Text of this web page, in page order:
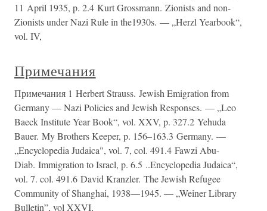
11 April 1935, p. 2.4 Kurt Grossmann. Zionists and non-
Zionists under Nazi Rule in the1930s. — „Herzl Yearbook“,
vol. IV,
Примечания
Примечания 1 Herbert Strauss. Jewish Emigration from
Germany — Nazi Policies and Jewish Responses. — „Leo
Baeck Institute Year Book“, vol. XXV, p. 327.2 Yehuda
Bauer. My Brothers Keeper, p. 156–163.3 Germany. —
„Encyclopedia Judaica", vol. 7, col. 491.4 Fawzi Abu-
Diab. Immigration to Israel, p. 6.5 ..Encyclopedia Judaica“,
vol. 7. col. 491.6 David Kranzler. The Jewish Refugee
Community of Shanghai, 1938—1945. — „Weiner Library
Bulletin”, vol XXVI,